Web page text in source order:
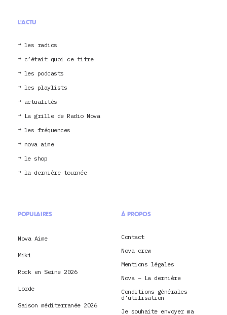
L'ACTU
les radios
c’était quoi ce titre
les podcasts
les playlists
actualités
La grille de Radio Nova
les fréquences
nova aime
le shop
la dernière tournée
POPULAIRES
Nova Aime
Miki
Rock en Seine 2026
Lorde
Saison méditerranée 2026
À PROPOS
Contact
Nova crew
Mentions légales
Nova – La dernière
Conditions générales
d’utilisation
Je souhaite envoyer ma